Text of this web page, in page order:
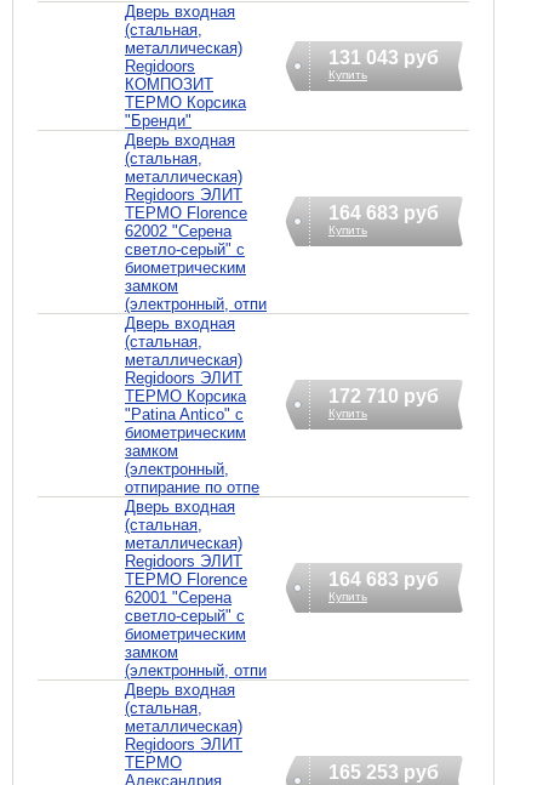
Дверь входная
(стальная,
металлическая)
Regidoors
КОМПОЗИТ
ТЕРМО Корсика
"Бренди"
131 043 руб
Купить
Дверь входная
(стальная,
металлическая)
Regidoors ЭЛИТ
ТЕРМО Florence
62002 "Серена
светло-серый" с
биометрическим
замком
(электронный, отпи
164 683 руб
Купить
Дверь входная
(стальная,
металлическая)
Regidoors ЭЛИТ
ТЕРМО Корсика
"Patina Antico" с
биометрическим
замком
(электронный,
отпирание по отпе
172 710 руб
Купить
Дверь входная
(стальная,
металлическая)
Regidoors ЭЛИТ
ТЕРМО Florence
62001 "Серена
светло-серый" с
биометрическим
замком
(электронный, отпи
164 683 руб
Купить
Дверь входная
(стальная,
металлическая)
Regidoors ЭЛИТ
ТЕРМО
Александрия
165 253 руб